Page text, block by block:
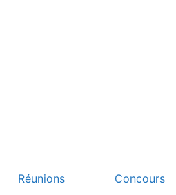
Réunions Concours